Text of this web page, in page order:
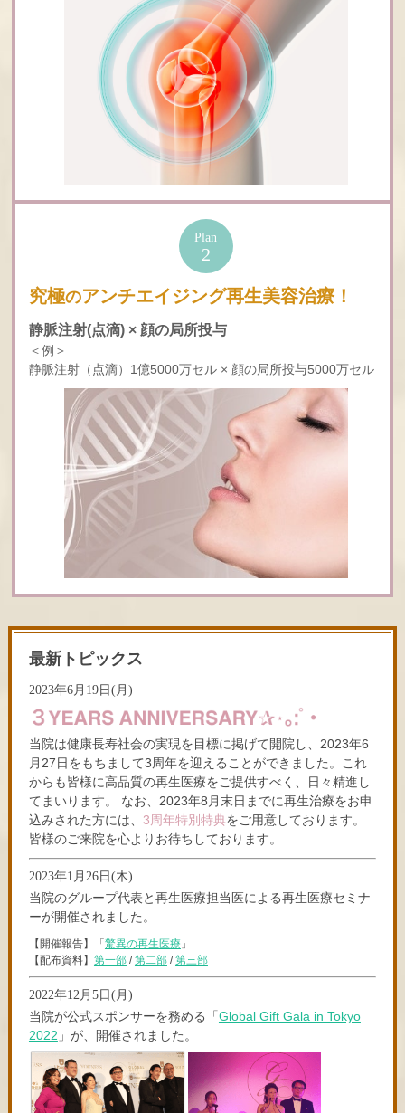
Plan
2
究極のアンチエイジング再生美容治療！
静脈注射(点滴) × 顔の局所投与
＜例＞
静脈注射（点滴）1億5000万セル × 顔の局所投与5000万セル
最新トピックス
2023年6月19日(月)
当院は健康長寿社会の実現を目標に掲げて開院し、2023年6
月27日をもちまして3周年を迎えることができました。これ
からも皆様に高品質の再生医療をご提供すべく、日々精進し
てまいります。 なお、2023年8月末日までに再生治療をお申
込みされた方には、 3周年特別特典をご用意しております。
皆様のご来院を心よりお待ちしております。
2023年1月26日(木)
当院のグループ代表と再生医療担当医による再生医療セミナ
ーが開催されました。
【開催報告】「驚異の再生医療」
【配布資料】 第一部/第二部/第三部
2022年12月5日(月)
当院が公式スポンサーを務める「Global Gift Gala in Tokyo
2022 」が、開催されました。